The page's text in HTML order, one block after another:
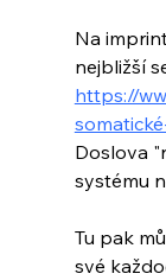
Na
nejbližší
https://
Doslova
systému
Tu pak
své